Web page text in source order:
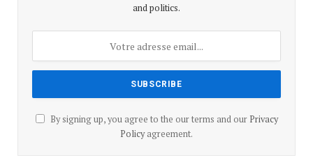
and politics.
By signing up, you agree to the our terms and our Privacy
Policyagreement.